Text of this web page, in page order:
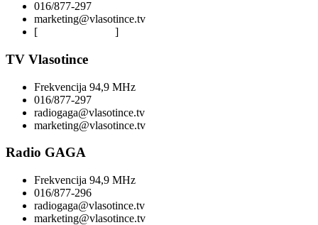
016/877-297
marketing@vlasotince.tv
[
]
TV Vlasotince
Frekvencija 94,9 MHz
016/877-297
radiogaga@vlasotince.tv
marketing@vlasotince.tv
Radio GAGA
Frekvencija 94,9 MHz
016/877-296
radiogaga@vlasotince.tv
marketing@vlasotince.tv